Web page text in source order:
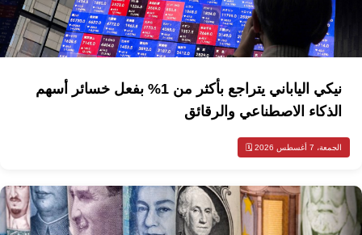
نيكي الياباني يتراجع بأكثر من 1% بفعل خسائر أسهم
الذكاء الاصطناعي والرقائق
الجمعة، 7 أغسطس 2026 🗓️